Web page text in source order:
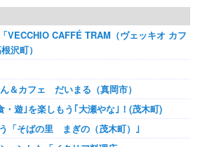
VECCHIO CAFFÉ TRAM（ヴェッキオ カフ
沢町）
＆カフェ だいまる（真岡市）
・遊｣を楽しもう｢大瀬やな｣！(茂木町)
「そばの里 まぎの（茂木町）｣